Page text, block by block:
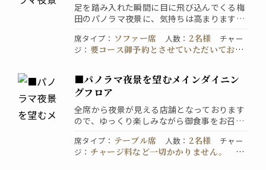
足を踏み入れた瞬間に目に飛び込んでくる梅
田のパノラマ夜景に、気持ちは高まります。
を囲む形となりますので、二人の距離は急接
近！デート・記念日・誕生日に最適です。プ
席タイプ ： ソファー席 人数 ： 2名様
チャー
ジ ： 要コース御予約とさせていただいており
予約はご遠慮ください。詳細はお店にお問い
合わせください。
■パノラマ夜景を望むメインダイニン
グフロア
全席から夜景が見える店舗となっております
ので、ゆっくり楽しみながら御食事をお召し
約満席であっても、安心して夜景をお楽しみ
いただける席は多数ご用意しております。
席タイプ ： テーブル席 人数 ： 2名様
チャー
ジ ： チャージ料など一切かかりません。
喫